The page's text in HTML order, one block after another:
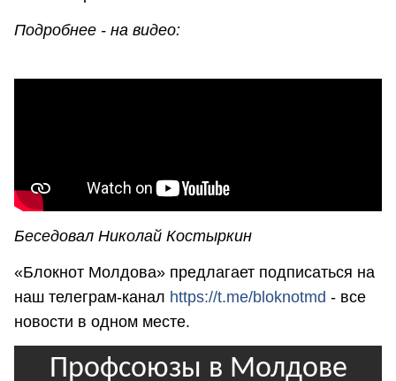
Подробнее - на видео:
Беседовал Николай Костыркин
«Блокнот Молдова» предлагает подписаться на
наш телеграм-канал https://t.me/bloknotmd - все
новости в одном месте.